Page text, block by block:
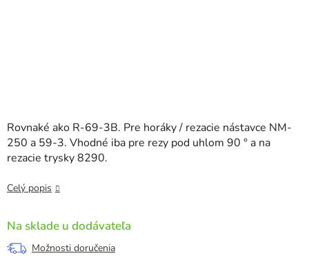
Rovnaké ako R-69-3B. Pre horáky / rezacie nástavce NM-
250 a 59-3. Vhodné iba pre rezy pod uhlom 90 ° a na
rezacie trysky 8290.
Celý popis
Na sklade u dodávateľa
Možnosti doručenia